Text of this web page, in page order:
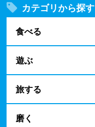
カテゴリから探す
食べる
遊ぶ
旅する
磨く